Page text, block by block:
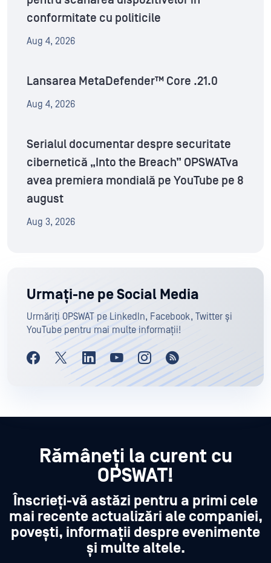
conformitate cu politicile
Aug 4, 2026
Lansarea MetaDefender™ Core .21.0
Aug 4, 2026
Serialul documentar despre securitate
cibernetică „Into the Breach” OPSWATva
avea premiera mondială pe YouTube pe 8
august
Aug 3, 2026
Urmați-ne pe Social Media
Urmăriți OPSWAT pe LinkedIn, Facebook, Twitter și
YouTube pentru mai multe informații!
Rămâneți la curent cu
OPSWAT!
Înscrieți-vă astăzi pentru a primi cele
mai recente actualizări ale companiei,
povești, informații despre evenimente
și multe altele.